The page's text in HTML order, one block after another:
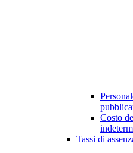
Costo
Tassi di